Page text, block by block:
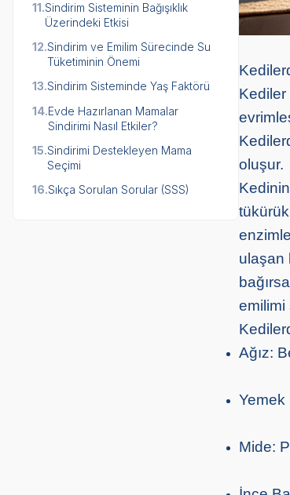
11.Sindirim Sisteminin Bağışıklık
Üzerindeki Etkisi
12.Sindirim ve Emilim Sürecinde Su
Tüketiminin Önemi
13.Sindirim Sisteminde Yaş Faktörü
14.Evde Hazırlanan Mamalar
Sindirimi Nasıl Etkiler?
15.Sindirimi Destekleyen Mama
Seçimi
16.Sıkça Sorulan Sorular (SSS)
Kediler
oluşur.
ulaşan
emilimi
Ağız:
Yemek
Mide: